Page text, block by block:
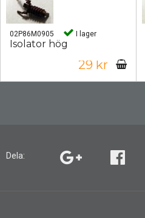
02P86M0905 I lager
Isolator hög
29 kr
Dela: